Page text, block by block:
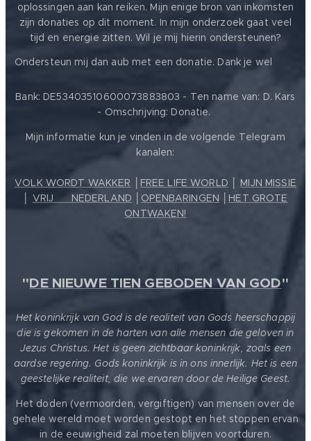
oplossingen aan kan reiken. Mijn enige bron van inkomsten
zijn donaties op dit moment. In mijn onderzoek gaat veel
tijd en energie zitten. Wil je mij hierin ondersteunen?
Ondersteun mij dan aub met een donatie. Dank je wel
Bank: DE53403510600073883803 - Ten name van: D. Kars
- Omschrijving: Donatie.
Mijn informatie kun je vinden in de volgende Telegram
kanalen:
VOLK WORDT WAKKER FREE LIFE WORLD
MIJN MISSIE
VRIJ ❤️ NEDERLAND OPENBARINGEN
HET GROTE
ONTWAKEN!
"DE NIEUWE TIEN GEBODEN VAN GOD"
Het koninkrijk van God is de realiteit van Gods heerschappij
die is gekomen in de harten van alle mensen die geloven in
Jezus Christus. Het is geen zichtbaar koninkrijk, zoals een
aardse regering. Gods koninkrijk is in ons innerlijk. Het is een
geestelijke realiteit, die we ervaren door de Heilige Geest.
Het doden (vermoorden, vergiftigen) van mensen over de
gehele wereld moet worden gestopt en het stoppen ervan
in de eeuwigheid zal moeten blijven voortduren.